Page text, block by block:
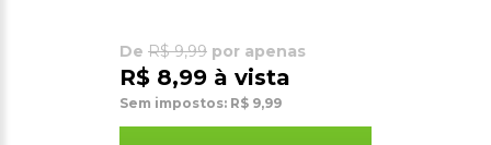
De R$ 9,99 por apenas
R$ 8,99 à vista
Sem impostos: R$ 9,99